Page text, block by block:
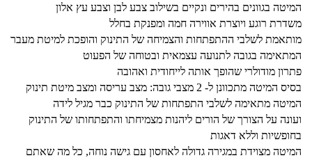
המיטה בגוונים בהירים ונקיים בשילוב צבע לבן וצבע עץ אלון
משדרת רוגע ויוצרת אווירה חמה ומפנקת בחלל
מותאמת לשלבי ההתפתחות והצמיחה של התינוק והופכת למיטת מעבר
המתאימה בגובה לתנועה עצמאית ובטוחה של הפעוט
פתרון מודולרי שהופך אותה לייחודית ואהובה
בסיס המיטה מתכוונן ל- 2 מצבי גובה: מצב עריסה ומצב מיטת תינוק
המיטה מתאימה לשלבי התפתחות של התינוק כבר מגיל לידה
ועונה על הצורך של הורים ליהנות מצמיחתו והתפתחותו של התינוק
בחופשיות וללא דאגות
המיטה מצוידת במגירה גדולה לאחסון עם גישה נוחה, כל מה שאתם